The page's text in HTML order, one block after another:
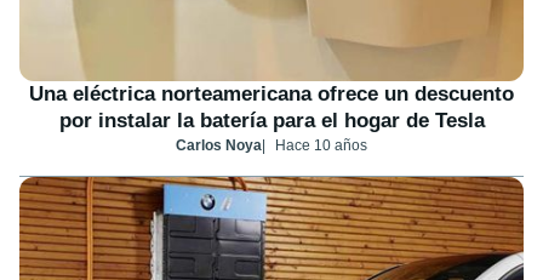
Una eléctrica norteamericana ofrece un descuento
por instalar la batería para el hogar de Tesla
Carlos Noya Hace 10 años